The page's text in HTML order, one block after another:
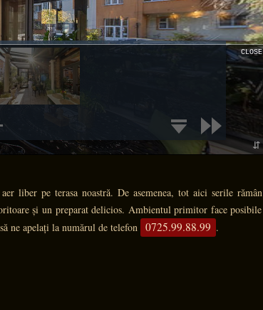
liber pe terasa noastră. De asemenea, tot aici serile rămân
și un preparat delicios. Ambientul primitor face posibile
ne apelați la numărul de telefon 0725.99.88.99 .